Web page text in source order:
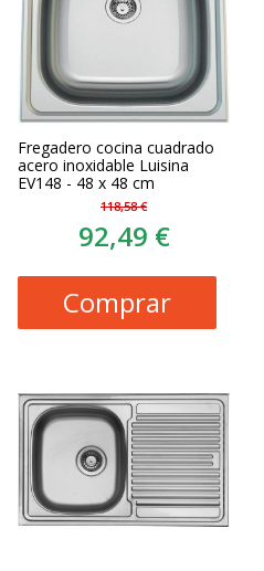
Fregadero cocina cuadrado
acero inoxidable Luisina
EV148 - 48 x 48 cm
118,58 €
92,49 €
Comprar